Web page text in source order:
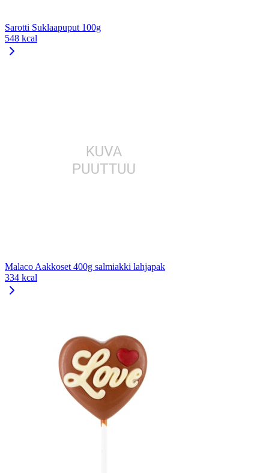
Sarotti Suklaapuput 100g
548 kcal
Malaco Aakkoset 400g salmiakki lahjapak
334 kcal